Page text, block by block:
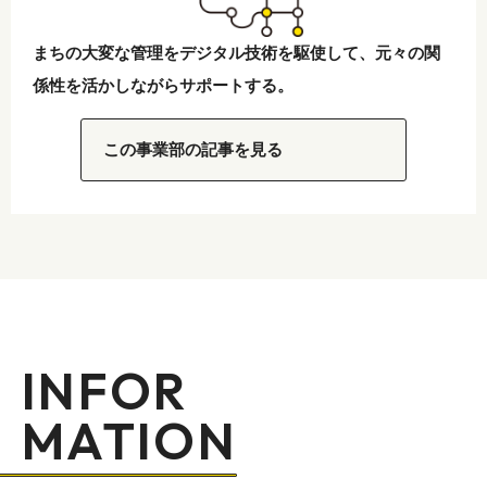
まちの大変な管理をデジタル技術を駆使して、元々の関
係性を活かしながらサポートする。
この事業部の記事を見る
INFOR
MATION